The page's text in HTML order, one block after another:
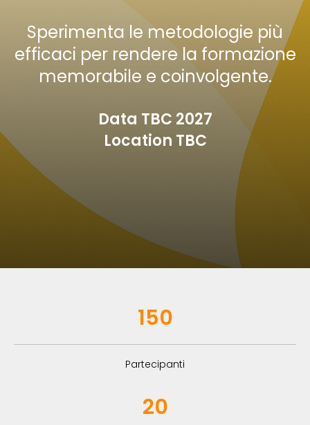
Sperimenta le metodologie più
efficaci per rendere la formazione
memorabile e coinvolgente.
Data TBC 2027
Location TBC
150
Partecipanti
20